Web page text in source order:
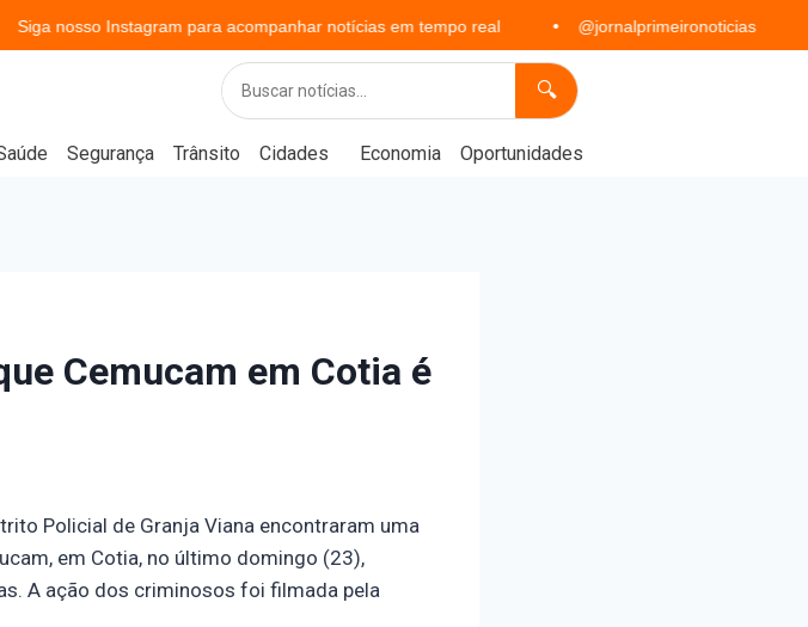
Instagram para acompanhar notícias em tempo real @jornalprimeironoticias Política,
🔍
Segurança Trânsito Cidades Economia Oportunidades
Cemucam em Cotia é
Policial de Granja Viana encontraram uma
em Cotia, no último domingo (23),
A ação dos criminosos foi filmada pela